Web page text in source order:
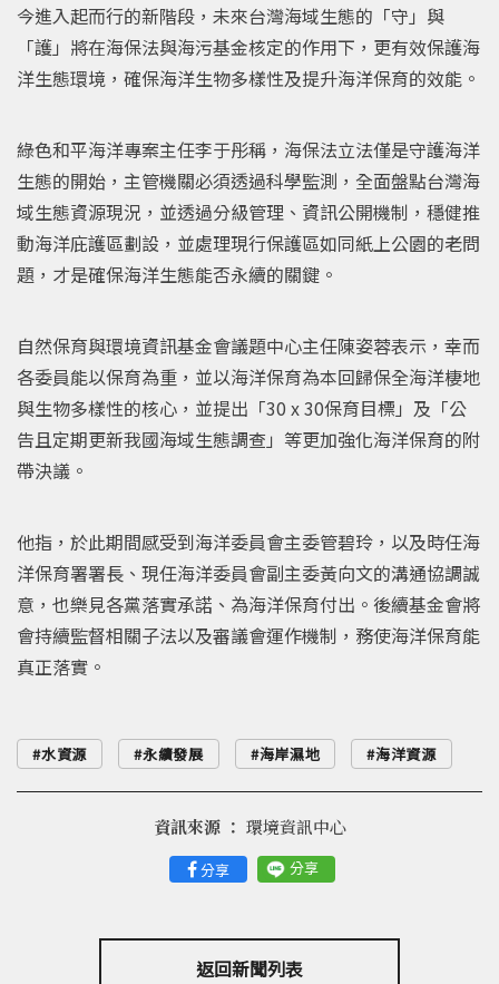
今進入起而行的新階段，未來台灣海域生態的「守」與
「護」將在海保法與海污基金核定的作用下，更有效保護海
洋生態環境，確保海洋生物多樣性及提升海洋保育的效能。
綠色和平海洋專案主任李于彤稱，海保法立法僅是守護海洋
生態的開始，主管機關必須透過科學監測，全面盤點台灣海
域生態資源現況，並透過分級管理、資訊公開機制，穩健推
動海洋庇護區劃設，並處理現行保護區如同紙上公園的老問
題，才是確保海洋生態能否永續的關鍵。
自然保育與環境資訊基金會議題中心主任陳姿蓉表示，幸而
各委員能以保育為重，並以海洋保育為本回歸保全海洋棲地
與生物多樣性的核心，並提出「30 x 30保育目標」及「公
告且定期更新我國海域生態調查」等更加強化海洋保育的附
帶決議。
他指，於此期間感受到海洋委員會主委管碧玲，以及時任海
洋保育署署長、現任海洋委員會副主委黃向文的溝通協調誠
意，也樂見各黨落實承諾、為海洋保育付出。後續基金會將
會持續監督相關子法以及審議會運作機制，務使海洋保育能
真正落實。
水資源 永續發展 海岸濕地 海洋資源
分享 分享
資訊來源 ： 環境資訊中心
返回新聞列表